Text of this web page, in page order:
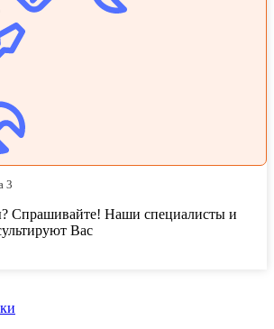
3
Спрашивайте! Наши специалисты и
Вас